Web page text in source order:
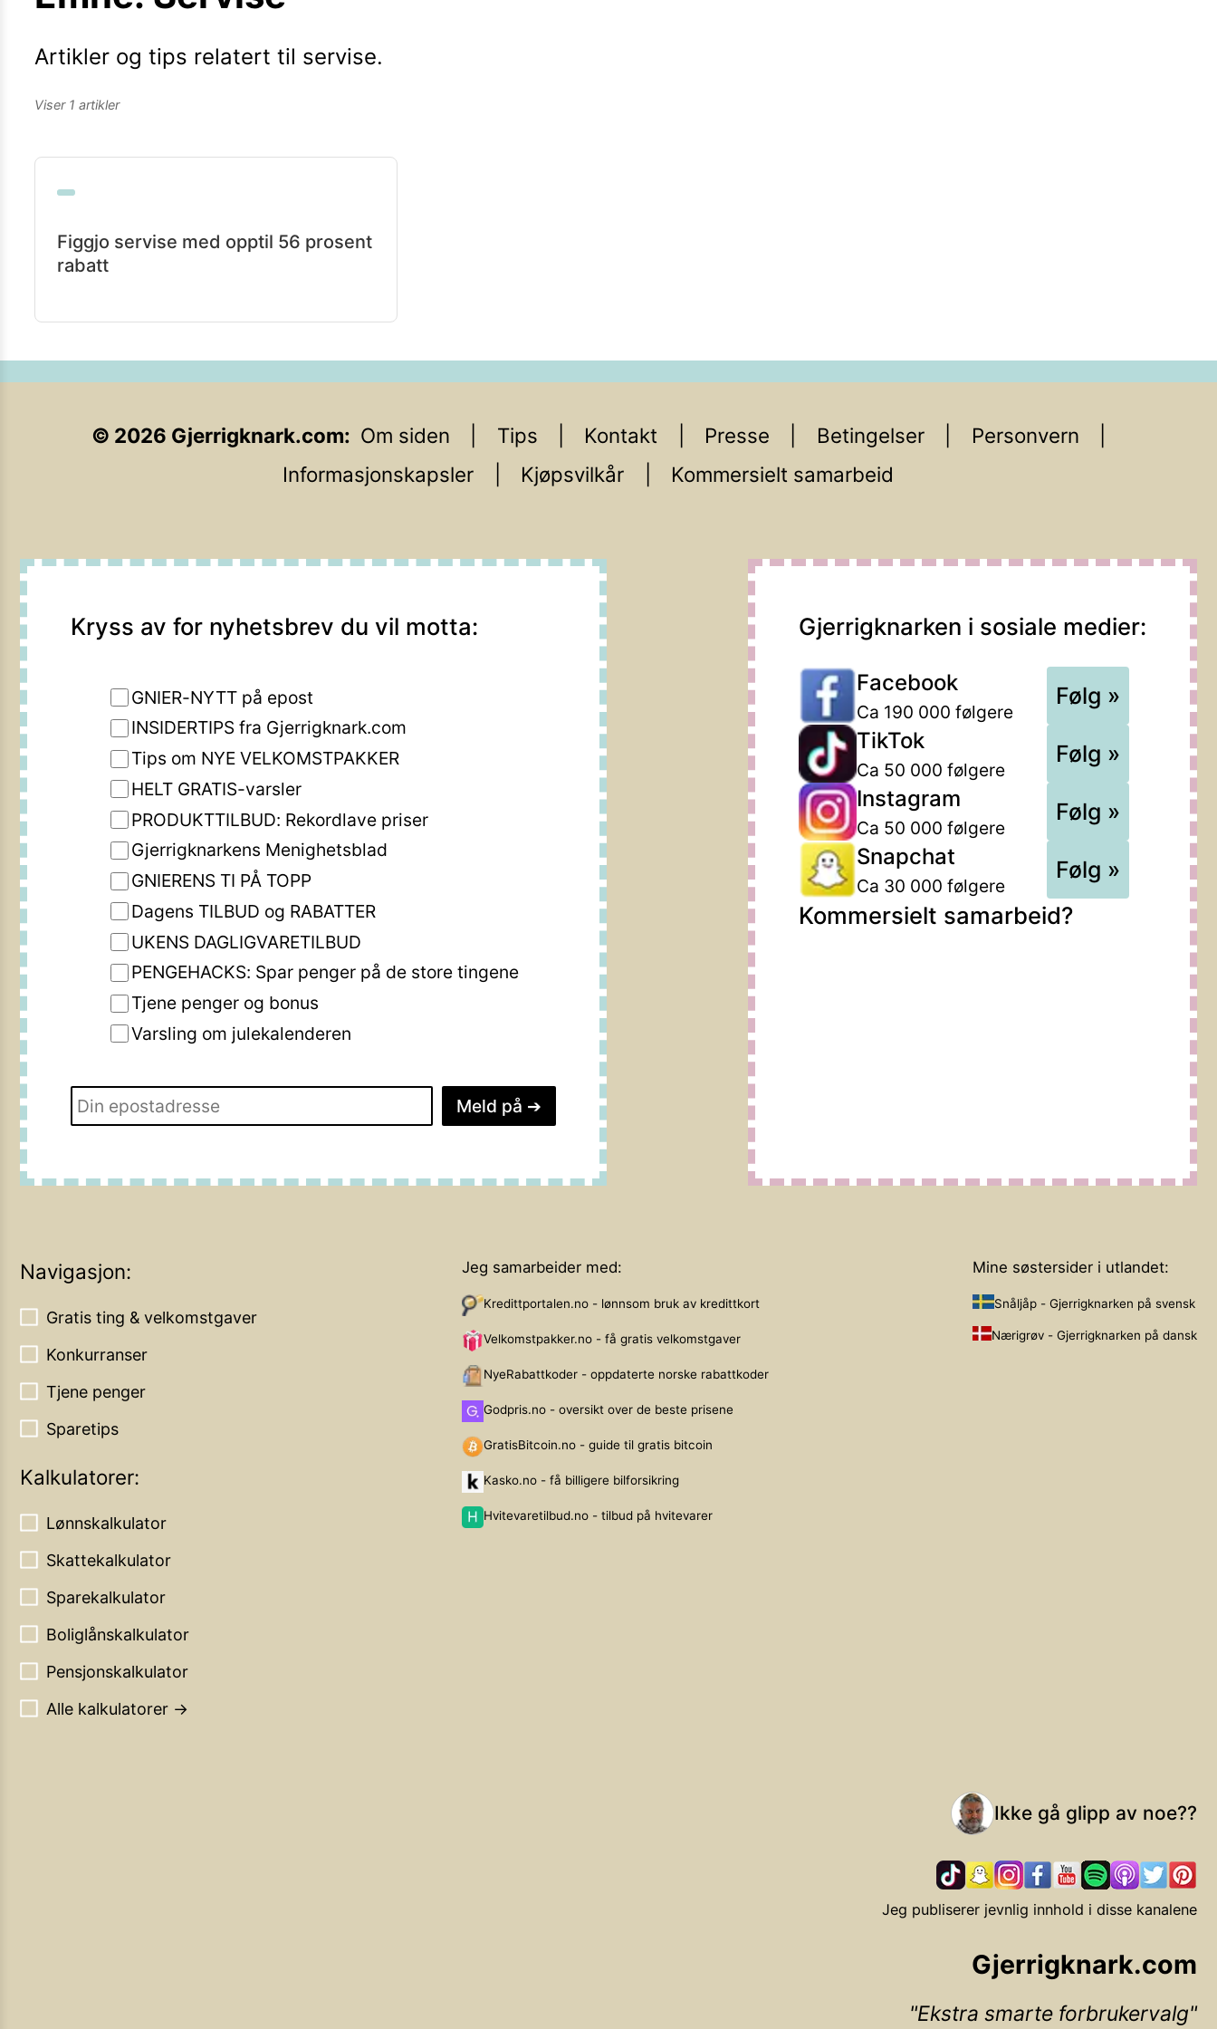
Kamera
Velg bilde
Vil du være med i tipsekonkurransen kan du oppgi kontaktdetaljer i neste steg.
Artikler og tips relatert til servise.
Viser 1 artikler
Figgjo servise med opptil 56 prosent
rabatt
© 2026 Gjerrigknark.com Om siden Tips Kontakt Presse Betingelser
Personvern
Informasjonskapsler
Kjøpsvilkår Kommersielt samarbeid
Kryss av for nyhetsbrev du vil motta:
GNIER-NYTT på epost
INSIDERTIPS fra Gjerrigknark.com
Tips om NYE VELKOMSTPAKKER
HELT GRATIS-varsler
PRODUKTTILBUD: Rekordlave priser
Gjerrigknarkens Menighetsblad
GNIERENS TI PÅ TOPP
Dagens TILBUD og RABATTER
UKENS DAGLIGVARETILBUD
PENGEHACKS: Spar penger på de store tingene
Tjene penger og bonus
Varsling om julekalenderen
Meld på ➔
Gjerrigknarken i sosiale medier:
Facebook
Ca 190 000 følgere
Følg »
TikTok
Ca 50 000 følgere
Følg »
Instagram
Ca 50 000 følgere
Følg »
Snapchat
Ca 30 000 følgere
Følg »
Kommersielt samarbeid?
Navigasjon:
Gratis ting & velkomstgaver
Konkurranser
Tjene penger
Sparetips
Kalkulatorer:
Lønnskalkulator
Skattekalkulator
Sparekalkulator
Boliglånskalkulator
Pensjonskalkulator
Alle kalkulatorer →
Jeg samarbeider med:
Kredittportalen.no - lønnsom bruk av kredittkort
Velkomstpakker.no - få gratis velkomstgaver
NyeRabattkoder - oppdaterte norske rabattkoder
Godpris.no - oversikt over de beste prisene
GratisBitcoin.no - guide til gratis bitcoin
Kasko.no - få billigere bilforsikring
Hvitevaretilbud.no - tilbud på hvitevarer
Mine søstersider i utlandet:
Snåljåp - Gjerrigknarken på svensk
Nærigrøv - Gjerrigknarken på dansk
Ikke gå glipp av noe??
Jeg publiserer jevnlig innhold i disse kanalene
Gjerrigknark.com
Ekstra smarte forbrukervalg